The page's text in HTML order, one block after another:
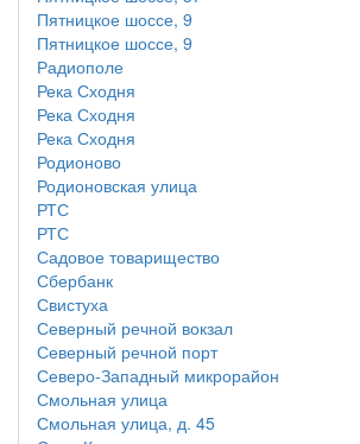
Пятницкое шоссе, 9
Пятницкое шоссе, 9
Радиополе
Река Сходня
Река Сходня
Река Сходня
Родионово
Родионовская улица
РТС
РТС
Садовое товарищество
Сбербанк
Свистуха
Северный речной вокзал
Северный речной порт
Северо-Западный микрорайон
Смольная улица
Смольная улица, д. 45